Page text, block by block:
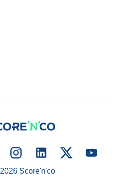
2026Score'n'co